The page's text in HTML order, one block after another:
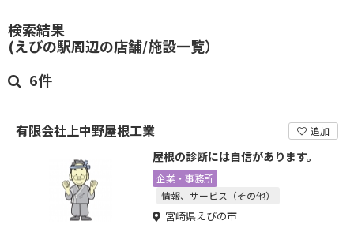
検索結果
(えびの駅周辺の店舗/施設一覧）
6件
有限会社上中野屋根工業 追加
屋根の診断には自信があります。
企業・事務所
情報、サービス（その他）
宮崎県えびの市